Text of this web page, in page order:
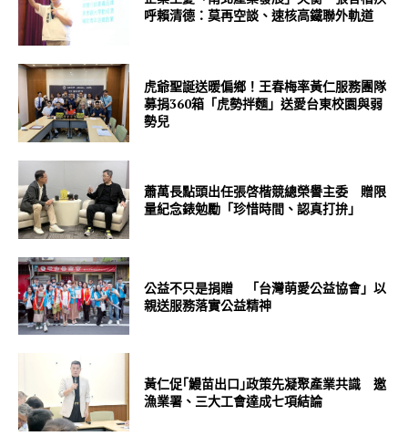
呼賴清德：莫再空談、速核高鐵聯外軌道
虎爺聖誕送暖偏鄉！王春梅率黃仁服務團隊
募捐360箱「虎勢拌麵」送愛台東校園與弱
勢兒
蕭萬長點頭出任張啓楷競總榮譽主委 贈限
量紀念錶勉勵「珍惜時間、認真打拚」
公益不只是捐贈 「台灣萌愛公益協會」以
親送服務落實公益精神
黃仁促｢鰻苗出口｣政策先凝聚產業共識 邀
漁業署、三大工會達成七項結論